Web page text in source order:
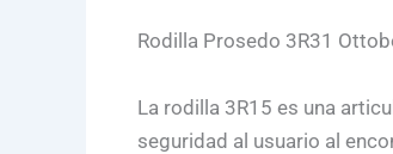
Rodilla Prosedo 3R31
La rodilla 3R15 es una
seguridad al usuario al